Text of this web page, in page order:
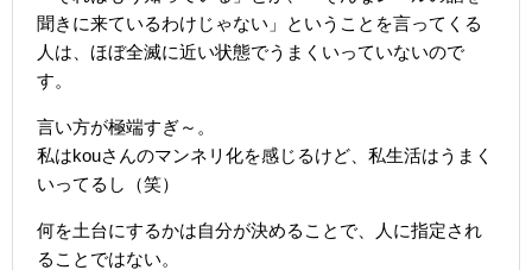
聞きに来ているわけじゃない」ということを言ってくる
人は、ほぼ全滅に近い状態でうまくいっていないので
す。
言い方が極端すぎ～。
私はkouさんのマンネリ化を感じるけど、私生活はうまく
いってるし（笑）
何を土台にするかは自分が決めることで、人に指定され
ることではない。